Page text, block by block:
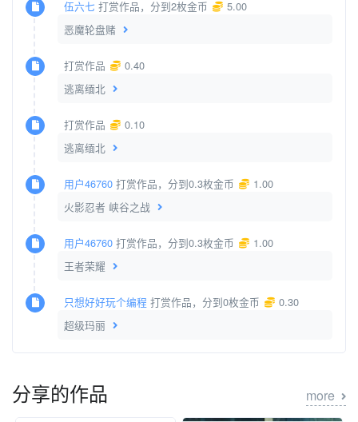
伍六七 打赏作品，分到2枚金币
5.00
恶魔轮盘赌
打赏作品
0.40
逃离缅北
打赏作品
0.10
逃离缅北
用户46760 打赏作品，分到0.3枚金币
1.00
火影忍者 峡谷之战
用户46760 打赏作品，分到0.3枚金币
1.00
王者荣耀
只想好好玩个编程 打赏作品，分到0枚金币
0.30
超级玛丽
分享的作品 more